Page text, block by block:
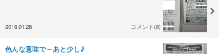
2018.01.28 コメント(8)
色んな意味で～あと少し♪